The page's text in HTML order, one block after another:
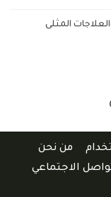
المثلى
من نحن
الاجتماعي